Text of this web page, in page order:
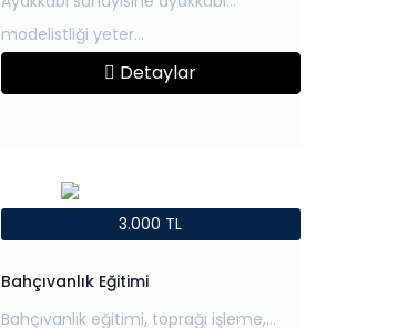
Detaylar
3.000 TL
Bahçıvanlık Eğitimi
Bahçıvanlık eğitimi, toprağı işleme,